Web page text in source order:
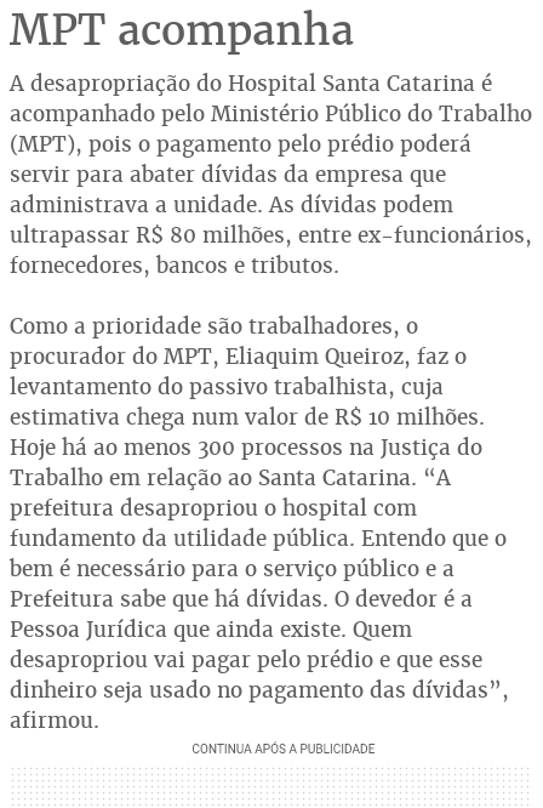
MPT acompanha
A desapropriação do Hospital Santa Catarina é
acompanhado pelo Ministério Público do Trabalho
(MPT), pois o pagamento pelo prédio poderá
servir para abater dívidas da empresa que
administrava a unidade. As dívidas podem
ultrapassar R$ 80 milhões, entre ex-funcionários,
fornecedores, bancos e tributos.
Como a prioridade são trabalhadores, o
procurador do MPT, Eliaquim Queiroz, faz o
levantamento do passivo trabalhista, cuja
estimativa chega num valor de R$ 10 milhões.
Hoje há ao menos 300 processos na Justiça do
Trabalho em relação ao Santa Catarina. “A
prefeitura desapropriou o hospital com
fundamento da utilidade pública. Entendo que o
bem é necessário para o serviço público e a
Prefeitura sabe que há dívidas. O devedor é a
Pessoa Jurídica que ainda existe. Quem
desapropriou vai pagar pelo prédio e que esse
dinheiro seja usado no pagamento das dívidas”,
afirmou.